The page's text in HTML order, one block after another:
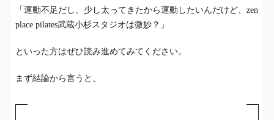
「運動不足だし、少し太ってきたから運動したいんだけど、zen
place pilates武蔵小杉スタジオは微妙？」
といった方はぜひ読み進めてみてください。
まず結論から言うと、